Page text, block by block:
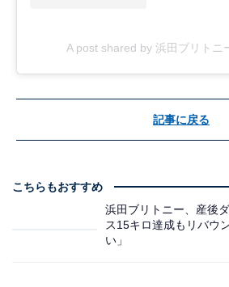
A post shared by 浜田ブリトニ
記事に戻る
こちらもおすすめ
浜田ブリトニー、産後
ス15キロ達成もリバウ
い」